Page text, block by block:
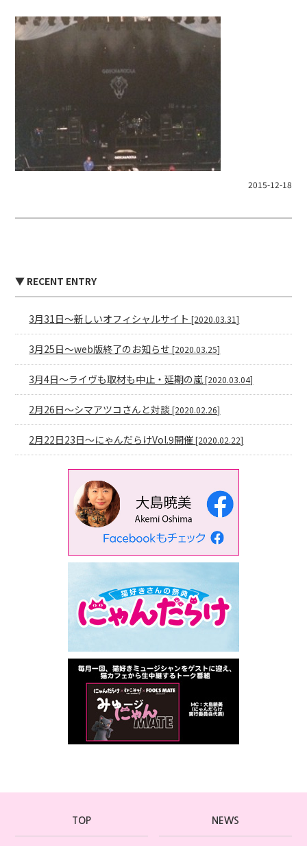
2015-12-18
▼ RECENT ENTRY
3月31日〜新しいオフィシャルサイト[2020.03.31]
3月25日〜web版終了のお知らせ[2020.03.25]
3月4日〜ライヴも取材も中止・延期の嵐[2020.03.04]
2月26日〜シマアツコさんと対談[2020.02.26]
2月22日23日〜にゃんだらけVol.9開催[2020.02.22]
TOP NEWS